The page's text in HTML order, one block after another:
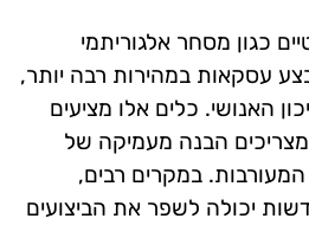
כגון מסחר אלגוריתמי
עסקאות במהירות רבה יותר,
האנושי. כלים אלו מציעים
הבנה מעמיקה של
במקרים רבים,
יכולה לשפר את הביצועים